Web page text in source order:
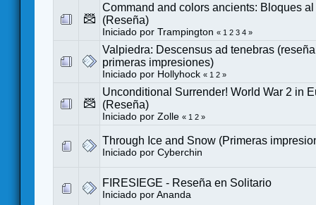
Command and colors ancients: Bloques
(Reseña)
Iniciado por Trampington « 1 2 3 4 »
Valpiedra: Descensus ad tenebras
primeras impresiones)
Iniciado por Hollyhock « 1 2 »
Unconditional Surrender! World War 2 in
(Reseña)
Iniciado por Zolle « 1 2 »
Through Ice and Snow (Primeras
Iniciado por Cyberchin
FIRESIEGE - Reseña en Solitario
Iniciado por Ananda